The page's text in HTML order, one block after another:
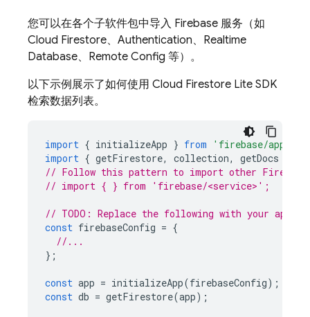
您可以在各个子软件包中导入 Firebase 服务（如
Cloud Firestore、 Authentication、 Realtime
Database、 Remote Config 等）。
以下示例展示了如何使用 Cloud Firestore Lite SDK
检索数据列表。
import { initializeApp } from 'firebase/app'
import { getFirestore, collection, getDocs
// Follow this pattern to import other Firebase
// import { } from 'firebase/<service>';
// TODO: Replace the following with your app's
const firebaseConfig = {
//...
};
const app = initializeApp(firebaseConfig);
const db = getFirestore(app);